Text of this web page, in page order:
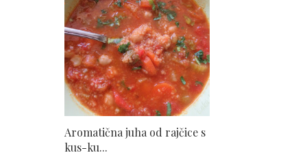
Aromatična juha od rajčice s
kus-ku...